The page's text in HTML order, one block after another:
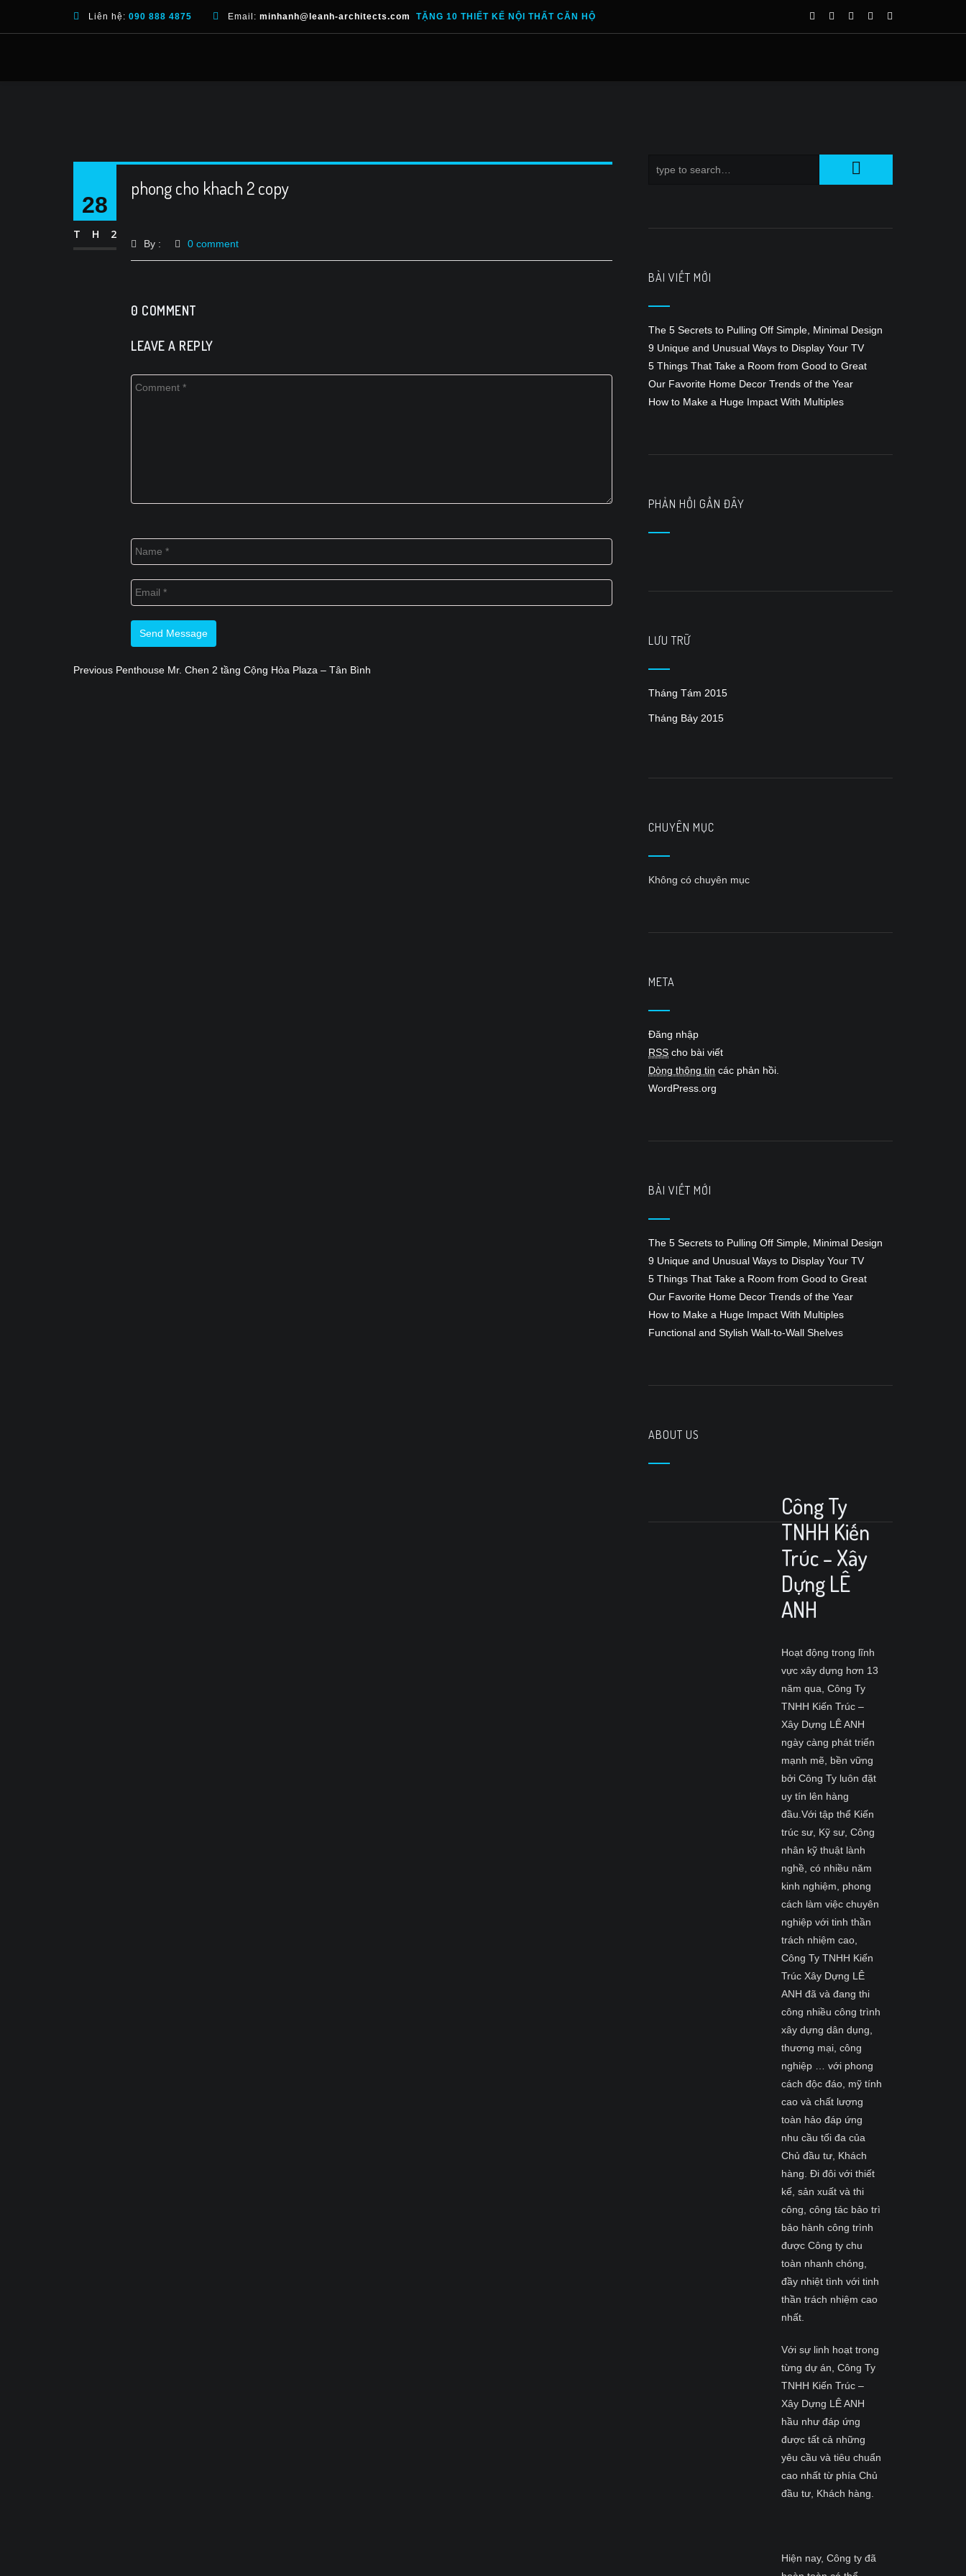
Liên hệ: 090 888 4875 Email: minhanh@leanh-architects.com TẶNG 10 THIẾT KẾ NỘI THẤT CĂN HỘ
28
TH2
phong cho khach 2 copy
By : 0 comment
0 COMMENT
LEAVE A REPLY
Previous Previous
Penthouse Mr. Chen 2 tầng Cộng Hòa Plaza – Tân Bình
BÀI VIẾT MỚI
The 5 Secrets to Pulling Off Simple, Minimal Design
9 Unique and Unusual Ways to Display Your TV
5 Things That Take a Room from Good to Great
Our Favorite Home Decor Trends of the Year
How to Make a Huge Impact With Multiples
PHẢN HỒI GẦN ĐÂY
LƯU TRỮ
Tháng Tám 2015
Tháng Bảy 2015
CHUYÊN MỤC
Không có chuyên mục
META
Đăng nhập
RSS cho bài viết
Dòng thông tin các phản hồi.
WordPress.org
BÀI VIẾT MỚI
The 5 Secrets to Pulling Off Simple, Minimal Design
9 Unique and Unusual Ways to Display Your TV
5 Things That Take a Room from Good to Great
Our Favorite Home Decor Trends of the Year
How to Make a Huge Impact With Multiples
Functional and Stylish Wall-to-Wall Shelves
ABOUT US
Công Ty
TNHH Kiến
Trúc – Xây
Dựng LÊ
ANH
Hoạt động trong lĩnh
vực xây dựng hơn 13
năm qua, Công Ty
TNHH Kiến Trúc –
Xây Dựng LÊ ANH
ngày càng phát triển
mạnh mẽ, bền vững
bởi Công Ty luôn đặt
uy tín lên hàng
đầu.Với tập thể Kiến
trúc sư, Kỹ sư, Công
nhân kỹ thuật lành
nghề, có nhiều năm
kinh nghiệm, phong
cách làm việc chuyên
nghiệp với tinh thần
trách nhiệm cao,
Công Ty TNHH Kiến
Trúc Xây Dựng LÊ
ANH đã và đang thi
công nhiều công trình
xây dựng dân dụng,
thương mại, công
nghiệp … với phong
cách độc đáo, mỹ tính
cao và chất lượng
toàn hảo đáp ứng
nhu cầu tối đa của
Chủ đầu tư, Khách
hàng. Đi đôi với thiết
kế, sản xuất và thi
công, công tác bảo trì
bảo hành công trình
được Công ty chu
toàn nhanh chóng,
đầy nhiệt tình với tinh
thần trách nhiệm cao
nhất.
Với sự linh hoạt trong
từng dự án, Công Ty
TNHH Kiến Trúc –
Xây Dựng LÊ ANH
hầu như đáp ứng
được tất cả những
yêu cầu và tiêu chuẩn
cao nhất từ phía Chủ
đầu tư, Khách hàng.
Hiện nay, Công ty đã